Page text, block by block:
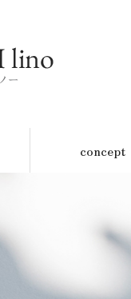
concept